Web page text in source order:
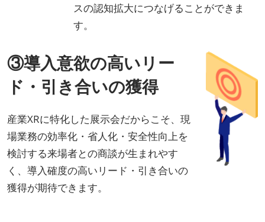
スの認知拡大につなげることができま
す。
③導入意欲の高いリー
ド・引き合いの獲得
産業XRに特化した展示会だからこそ、現
場業務の効率化・省人化・安全性向上を
検討する来場者との商談が生まれやす
く、導入確度の高いリード・引き合いの
獲得が期待できます。